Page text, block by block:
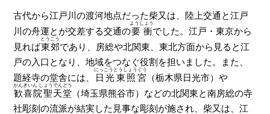
古代から江戸川の渡河地点だった柴又は、陸上交通と江戸
川の舟運とが交差する交通の要衝
ようしょう
でした。江戸・東京から
見れば東郊
とうこう
であり、房総や北関東、東北方面から見ると江
戸の入口となり、地域をつなぐ役割を担いました。また、
題経寺の堂舎には、
日光東照宮
にっこうとうしょうぐう
（栃木県日光市）や
歓喜院聖天堂
かんぎいん しょうでんどう
（埼玉県熊谷市）などの北関東と南房総の寺
社彫刻の流派が結実した見事な彫刻が施され、柴又は、江